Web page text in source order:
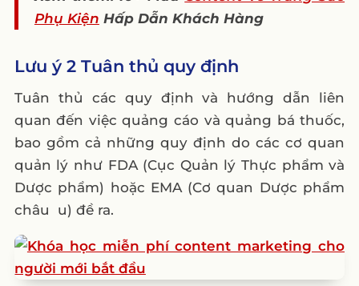
3. Mẫu content chăm sóc về thuốc 3
5. Mẫu content quảng cáo về thuốc 5
6. Mẫu content chăm sóc về thuốc 6
IV. 5 nguồn tham khảo content về thuốc
1. Central Pharmacy – Dược lâm sàn
2. Nhà Thuốc FPT Long Châu
3. Nhà thuốc An Khang
4. Diag
5. Nhà Thuốc Pharmacity
Phụ Kiện Hấp Dẫn Khách Hàng
Lưu ý 2 Tuân thủ quy định
Tuân thủ các quy định và hướng dẫn liên
quan đến việc quảng cáo và quảng bá thuốc,
bao gồm cả những quy định do các cơ quan
quản lý như FDA (Cục Quản lý Thực phẩm và
Dược phẩm) hoặc EMA (Cơ quan Dược phẩm
châu u) đề ra.